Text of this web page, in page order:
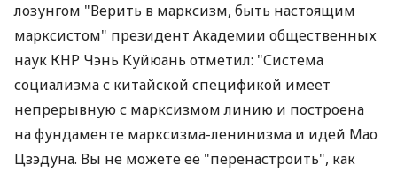
лозунгом "Верить в марксизм, быть настоящим
марксистом" президент Академии общественных
наук КНР Чэнь Куйюань отметил: "Система
социализма с китайской спецификой имеет
непрерывную с марксизмом линию и построена
на фундаменте марксизма-ленинизма и идей Мао
Цзэдуна. Вы не можете её "перенастроить", как